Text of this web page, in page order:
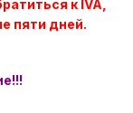
к IVA,
пяти дней.